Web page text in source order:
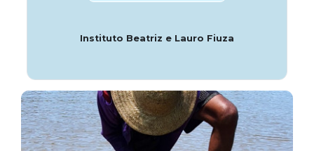
Instituto Beatriz e Lauro Fiuza